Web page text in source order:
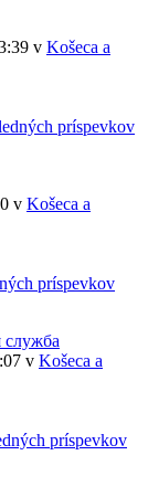
v Košeca a
v Košeca a
служба
v Košeca a